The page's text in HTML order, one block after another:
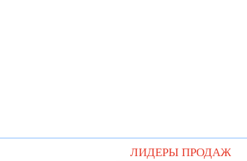
ЛИДЕРЫ ПРОДАЖ